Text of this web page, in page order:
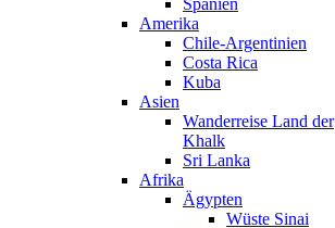
Spanien
Amerika
Chile-Argentinien
Costa Rica
Kuba
Asien
Wanderreise Land der
Khalk
Sri Lanka
Afrika
Ägypten
Wüste Sinai